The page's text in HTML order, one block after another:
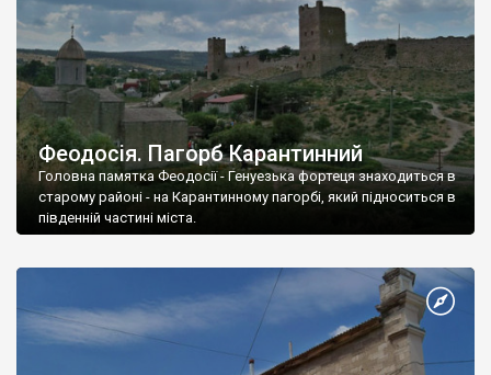
Феодосія. Пагорб Карантинний
Головна памятка Феодосії - Генуезька фортеця знаходиться в
старому районі - на Карантинному пагорбі, який підноситься в
південній частині міста.